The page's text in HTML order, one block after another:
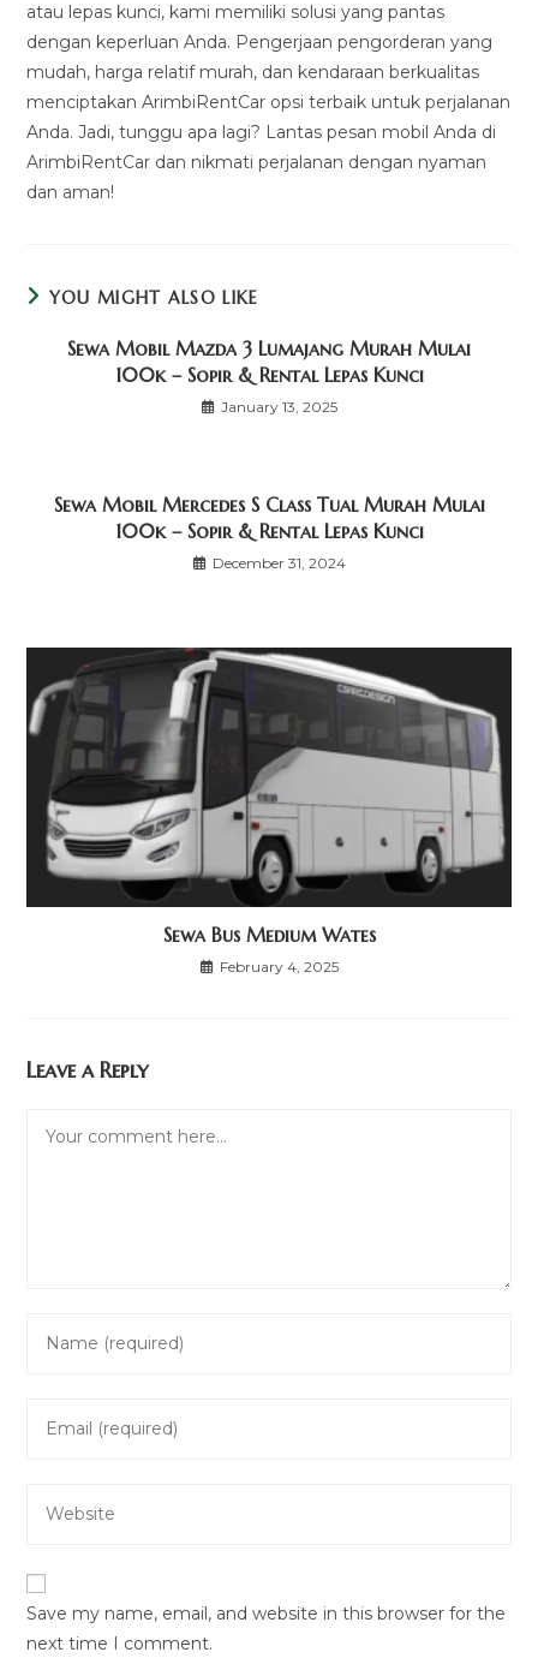
atau lepas kunci, kami memiliki solusi yang pantas
dengan keperluan Anda. Pengerjaan pengorderan yang
mudah, harga relatif murah, dan kendaraan berkualitas
menciptakan ArimbiRentCar opsi terbaik untuk perjalanan
Anda. Jadi, tunggu apa lagi? Lantas pesan mobil Anda di
ArimbiRentCar dan nikmati perjalanan dengan nyaman
dan aman!
YOU MIGHT ALSO LIKE
Sewa Mobil Mazda 3 Lumajang Murah Mulai
100k – Sopir & Rental Lepas Kunci
January 13, 2025
Sewa Mobil Mercedes S Class Tual Murah Mulai
100k – Sopir & Rental Lepas Kunci
December 31, 2024
Sewa Bus Medium Wates
February 4, 2025
Leave a Reply
comment
address
URL
(optional)
Save my name, email, and website in this browser for the
next time I comment.